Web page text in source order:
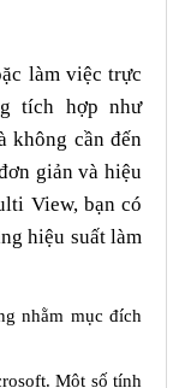
làm việc trực
tích hợp như
không cần đến
giản và hiệu
View, bạn có
hiệu suất làm
nhằm mục đích
Một số tính